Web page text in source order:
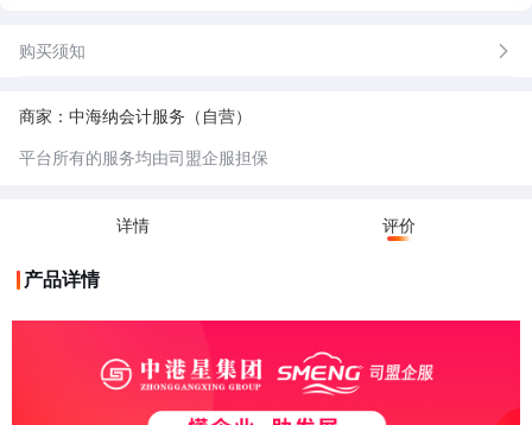
审核提交：对填报内容进行严格审核，审核通过后及时提交工商部门。
购买须知
商家：中海纳会计服务（自营）
平台所有的服务均由司盟企服担保
详情 评价
产品详情